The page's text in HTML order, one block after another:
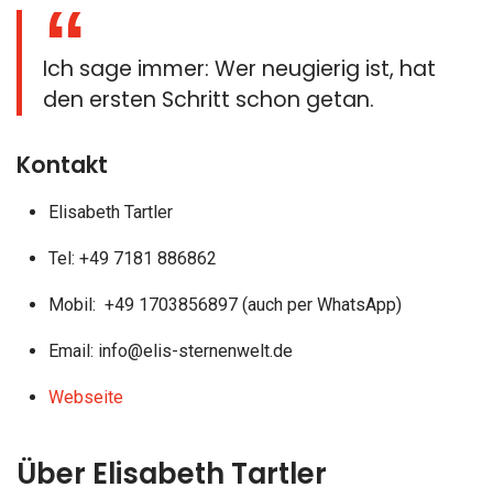
Ich sage immer: Wer neugierig ist, hat
den ersten Schritt schon getan.
Kontakt
Elisabeth Tartler
Tel: +49 7181 886862
Mobil: +49 1703856897 (auch per WhatsApp)
Email: info@elis-sternenwelt.de
Webseite
Über Elisabeth Tartler